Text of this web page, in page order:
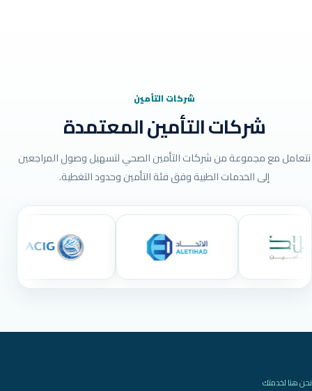
شركات التأمين
شركات التأمين المعتمدة
نتعامل مع مجموعة من شركات التأمين الصحي لتسهيل وصول المراجعين
إلى الخدمات الطبية وفق فئة التأمين وحدود التغطية.
نحن هنا لخدمتك